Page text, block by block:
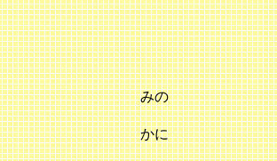
〇服部恭子
〇張
戦後台湾
みの
研究を通
かに
つい